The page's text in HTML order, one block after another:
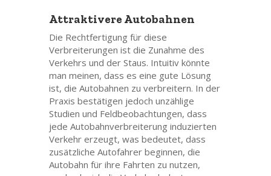
Attraktivere Autobahnen
Die Rechtfertigung für diese
Verbreiterungen ist die Zunahme des
Verkehrs und der Staus. Intuitiv könnte
man meinen, dass es eine gute Lösung
ist, die Autobahnen zu verbreitern. In der
Praxis bestätigen jedoch unzählige
Studien und Feldbeobachtungen, dass
jede Autobahnverbreiterung induzierten
Verkehr erzeugt, was bedeutet, dass
zusätzliche Autofahrer beginnen, die
Autobahn für ihre Fahrten zu nutzen,